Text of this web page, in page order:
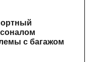
с багажом